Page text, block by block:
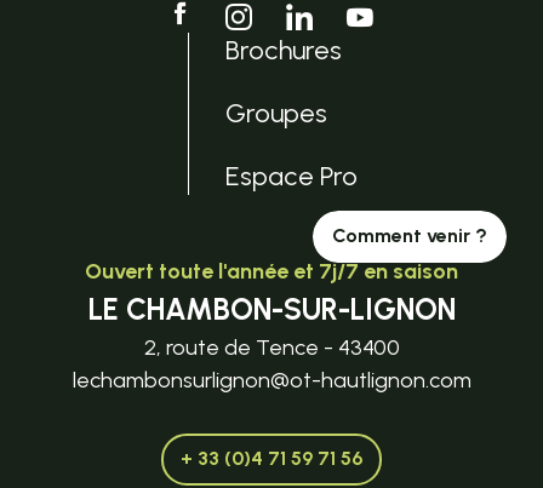
Brochures
Groupes
Espace Pro
Comment venir ?
Ouvert toute l'année et 7j/7 en saison
LE CHAMBON-SUR-LIGNON
2, route de Tence - 43400
lechambonsurlignon@ot-hautlignon.com
+ 33 (0)4 71 59 71 56